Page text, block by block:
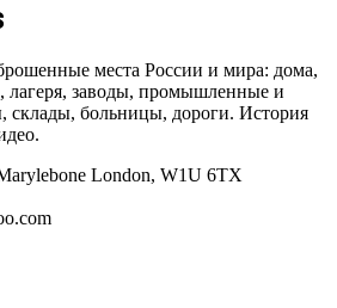
места России и мира: дома,
лагеря, заводы, промышленные и
склады, больницы, дороги. История
London, W1U 6TX